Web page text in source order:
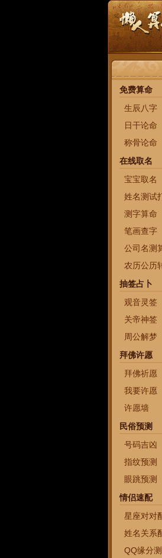
免费算命
生辰八字
日干论命
称骨论命
在线取名
宝宝取名
姓名测试
测字算命
笔画查字
公司名测
农历公历
抽签占卜
观音灵签
关帝神签
周公解梦
拜佛许愿
拜佛祈愿
我要许愿
许愿墙
民俗预测
号码吉凶
指纹预测
眼跳预测
情侣速配
星座对对
姓名关系
QQ缘分